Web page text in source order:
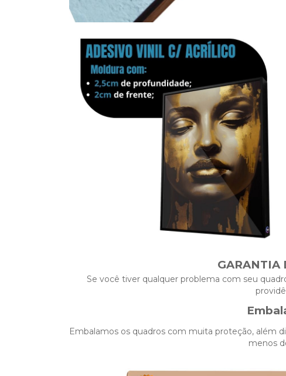
GARANTIA
Se você tiver qualquer problema com seu
Embalamos os quadros com muita proteção, além
menos